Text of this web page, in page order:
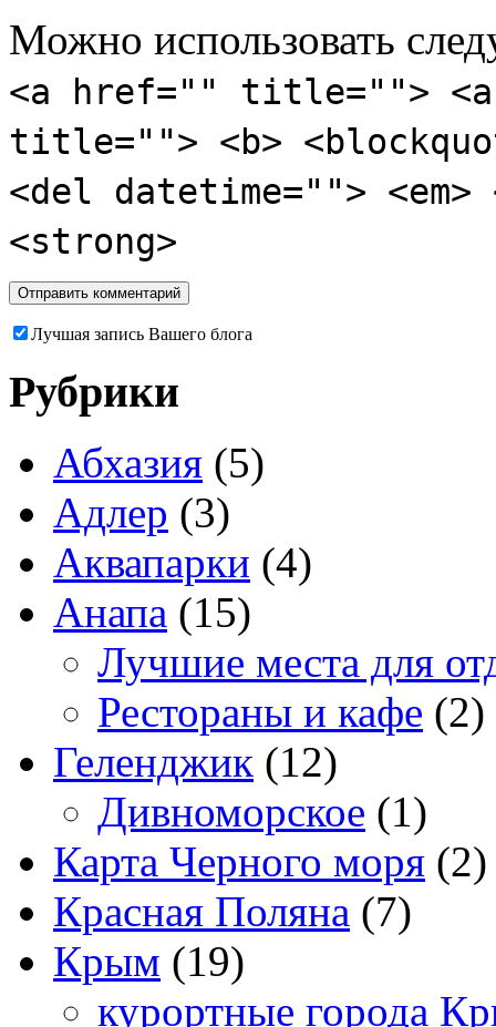
Можно использовать
<a href="" title="">
title=""> <b>
<del datetime="">
<strong>
Лучшая запись Вашего блога
Рубрики
Абхазия (5)
Адлер (3)
Аквапарки (4)
Анапа (15)
Лучшие места для
Рестораны и кафе (2)
Геленджик (12)
Дивноморское (1)
Карта Черного моря (2)
Красная Поляна (7)
Крым (19)
курортные города